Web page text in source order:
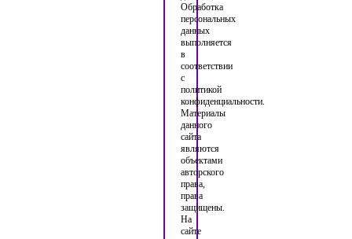
Обработка
персональных
данных
выполняется
в
соответствии
с
политикой
конфиденциальности.
Материалы
данного
сайта
являются
объектами
авторского
права,
права
защищены.
На
сайте